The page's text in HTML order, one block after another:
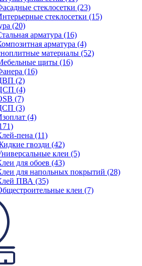
стеклосетки (23)
стеклосетки (15)
(20)
арматура (16)
арматура (4)
материалы (52)
щиты (16)
(16)
(2)
(4)
(7)
(3)
(4)
пена (11)
гвозди (42)
клеи (5)
для обоев (43)
для напольных покрытий (28)
ПВА (35)
клеи (7)